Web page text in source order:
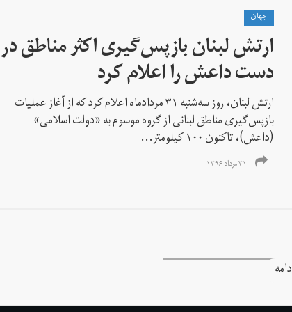
جهان
ارتش لبنان بازپس‌گیری اکثر مناطق در
دست داعش را اعلام کرد
ارتش لبنان، روز سه‌شنبه ۳۱ مردادماه اعلام کرد که از آغاز عملیات
بازپس‌گیری مناطق لبنانی از گروه موسوم به «دولت اسلامی»
(داعش)، تاکنون ۱۰۰ کیلومتر...
۳۱ مرداد ۱۳۹۶